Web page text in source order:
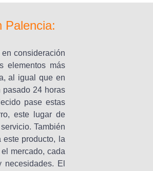
Palencia:
consideración
elementos más
al igual que en
24 horas
pase estas
este lugar de
También
este producto, la
mercado, cada
El